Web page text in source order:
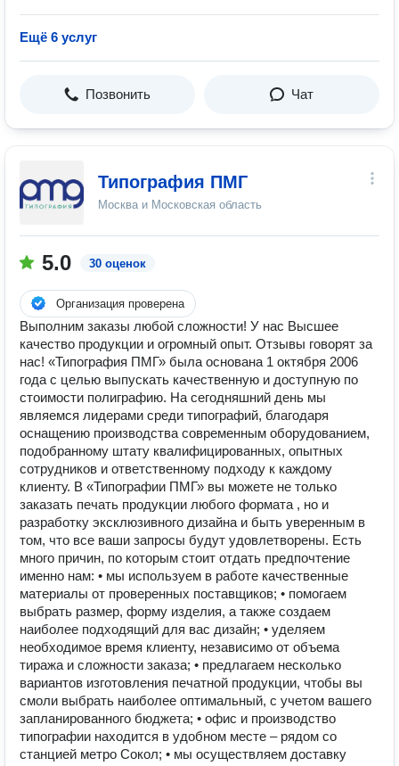
Ещё 6 услуг
Позвонить Чат
Типография ПМГ
Москва и Московская область
5.0 30 оценок
Организация проверена
Выполним заказы любой сложности! У нас Высшее
качество продукции и огромный опыт. Отзывы говорят за
нас! «Типография ПМГ» была основана 1 октября 2006
года с целью выпускать качественную и доступную по
стоимости полиграфию. На сегодняшний день мы
являемся лидерами среди типографий, благодаря
оснащению производства современным оборудованием,
подобранному штату квалифицированных, опытных
сотрудников и ответственному подходу к каждому
клиенту. В «Типографии ПМГ» вы можете не только
заказать печать продукции любого формата , но и
разработку эксклюзивного дизайна и быть уверенным в
том, что все ваши запросы будут удовлетворены. Есть
много причин, по которым стоит отдать предпочтение
именно нам: • мы используем в работе качественные
материалы от проверенных поставщиков; • помогаем
выбрать размер, форму изделия, а также создаем
наиболее подходящий для вас дизайн; • уделяем
необходимое время клиенту, независимо от объема
тиража и сложности заказа; • предлагаем несколько
вариантов изготовления печатной продукции, чтобы вы
смоли выбрать наиболее оптимальный, с учетом вашего
запланированного бюджета; • офис и производство
типографии находится в удобном месте – рядом со
станцией метро Сокол; • мы осуществляем доставку